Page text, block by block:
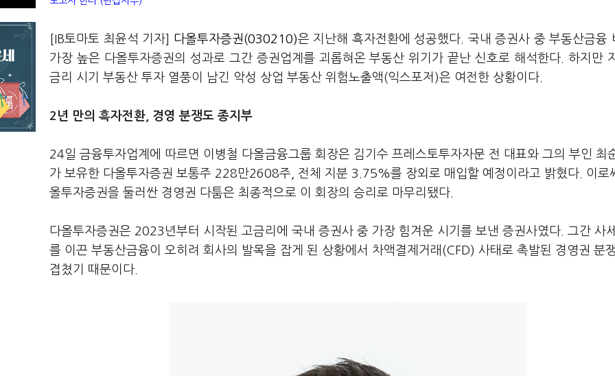
[IB토마토 최윤석 기자] 다올투자증권(030210)은 지난해 흑자전환에 성공했다. 국내 증권사 중 부동산금융
가장 높은 다올투자증권의 성과로 그간 증권업계를 괴롭혀온 부동산 위기가 끝난 신호로 해석한다. 하지만
금리 시기 부동산 투자 열풍이 남긴 악성 상업 부동산 위험노출액(익스포저)은 여전한 상황이다.
2년 만의 흑자전환, 경영 분쟁도 종지부
24일 금융투자업계에 따르면 이병철 다올금융그룹 회장은 김기수 프레스토투자자문 전 대표와 그의 부인 최
가 보유한 다올투자증권 보통주 228만2608주, 전체 지분 3.75%를 장외로 매입할 예정이라고 밝혔다. 이로
올투자증권을 둘러싼 경영권 다툼은 최종적으로 이 회장의 승리로 마무리됐다.
다올투자증권은 2023년부터 시작된 고금리에 국내 증권사 중 가장 힘겨운 시기를 보낸 증권사였다. 그간 사
를 이끈 부동산금융이 오히려 회사의 발목을 잡게 된 상황에서 차액결제거래(CFD) 사태로 촉발된 경영권 분
겹쳤기 때문이다.